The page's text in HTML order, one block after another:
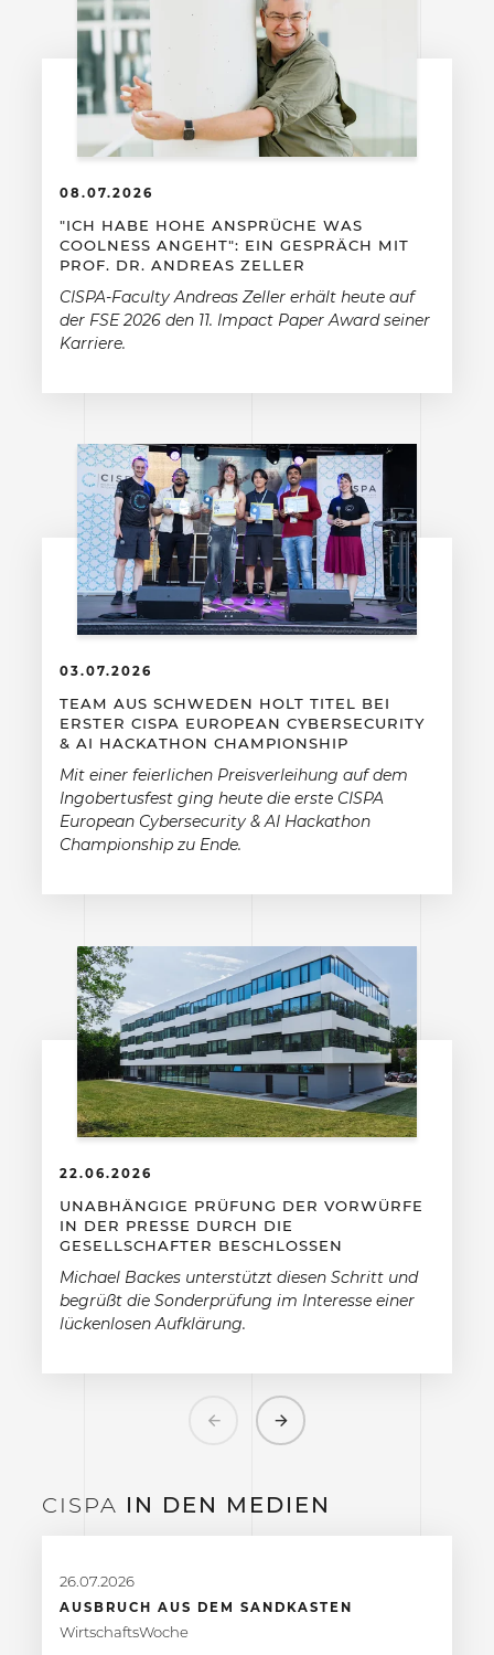
08.07.2026
"ICH HABE HOHE ANSPRÜCHE WAS
COOLNESS ANGEHT": EIN GESPRÄCH MIT
PROF. DR. ANDREAS ZELLER
CISPA-Faculty Andreas Zeller erhält heute auf
der FSE 2026 den 11. Impact Paper Award seiner
Karriere.
03.07.2026
TEAM AUS SCHWEDEN HOLT TITEL BEI
ERSTER CISPA EUROPEAN CYBERSECURITY
& AI HACKATHON CHAMPIONSHIP
Mit einer feierlichen Preisverleihung auf dem
Ingobertusfest ging heute die erste CISPA
European Cybersecurity & AI Hackathon
Championship zu Ende.
22.06.2026
UNABHÄNGIGE PRÜFUNG DER VORWÜRFE
IN DER PRESSE DURCH DIE
GESELLSCHAFTER BESCHLOSSEN
Michael Backes unterstützt diesen Schritt und
begrüßt die Sonderprüfung im Interesse einer
lückenlosen Aufklärung.
Previous Next
CISPA IN DEN MEDIEN
26.07.2026
AUSBRUCH AUS DEM SANDKASTEN
WirtschaftsWoche